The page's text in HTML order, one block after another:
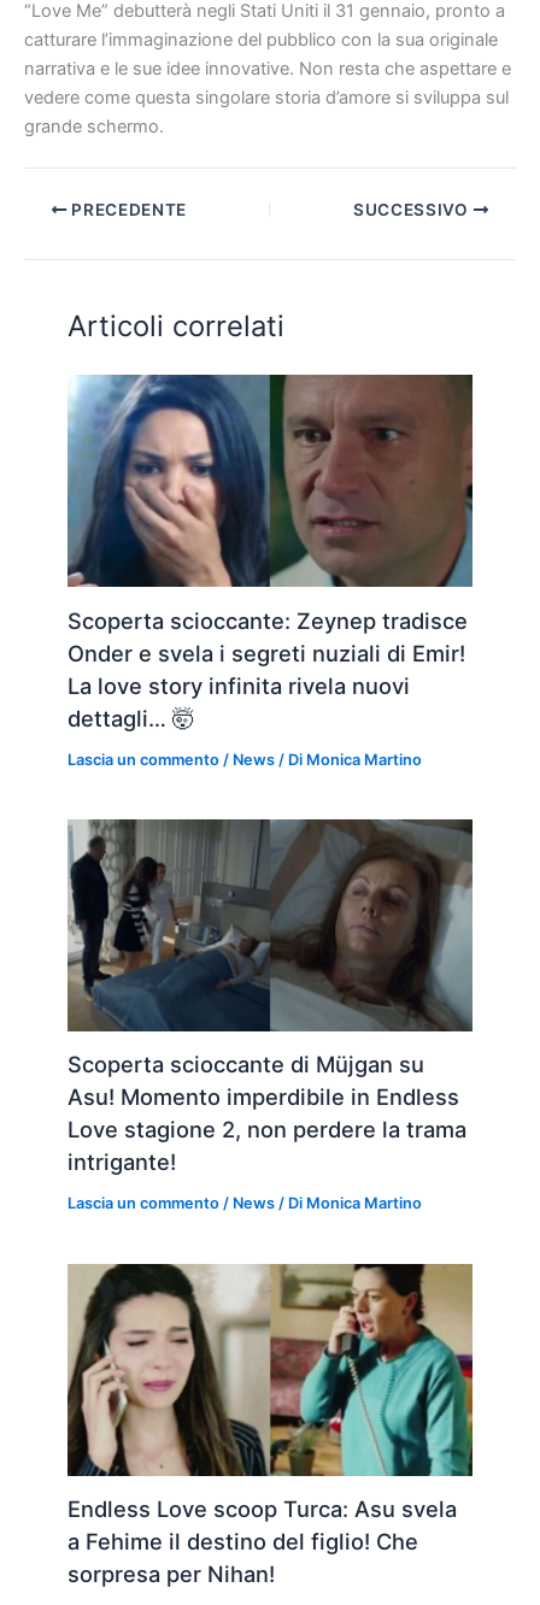
“Love Me” debutterà negli Stati Uniti il 31 gennaio, pronto a
catturare l’immaginazione del pubblico con la sua originale
narrativa e le sue idee innovative. Non resta che aspettare e
vedere come questa singolare storia d’amore si sviluppa sul
grande schermo.
PRECEDENTE SUCCESSIVO
Articoli correlati
Scoperta scioccante: Zeynep tradisce
Onder e svela i segreti nuziali di Emir!
La love story infinita rivela nuovi
dettagli… 🤯
Lascia un commento / News / Di Monica Martino
Scoperta scioccante di Müjgan su
Asu! Momento imperdibile in Endless
Love stagione 2, non perdere la trama
intrigante!
Lascia un commento / News / Di Monica Martino
Endless Love scoop Turca: Asu svela
a Fehime il destino del figlio! Che
sorpresa per Nihan!